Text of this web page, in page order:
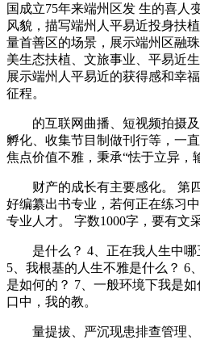
国成立75年来端州区发 生的喜人
风貌，描写端州人平易近投身扶
量首善区的场景，展示端州区融
美生态扶植、文旅事业、平易近
展示端州人平易近的获得感和幸
征程。
的互联网曲播、短视频拍摄及
孵化、收集节目制做刊行等，一
焦点价值不雅，秉承“怯于立异，
财产的成长有主要感化。 第
好编纂出书专业，若何正在练习
专业人才。 字数1000字，要有文采
是什么？ 4、正在我人生中哪
5、我根基的人生不雅是什么？ 6
是如何的？ 7、一般环境下我是
口中，我的教。
量提拔、严沉现患排查管理、